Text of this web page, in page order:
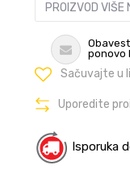
PROIZVOD VIŠE
ponovo
Sačuvajte u
Uporedite
Isporuka